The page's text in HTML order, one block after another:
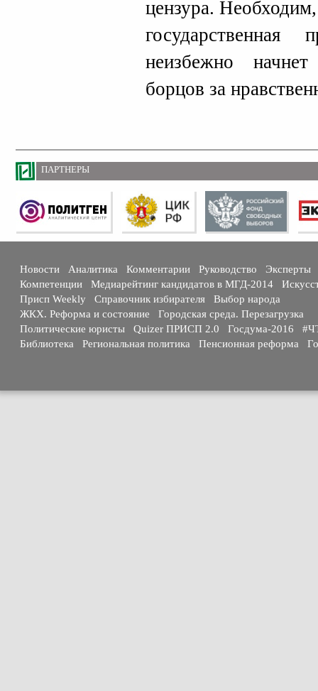
цензура.
государственная
неизбежно
борцов за
ПАРТНЕРЫ
Новости Аналитика Комментарии Руководство
Эксперты
Компетенции
Медиарейтинг кандидатов в МГД-2014
Присп Weekly
Справочник избирателя
Выбор народа
ЖКХ. Реформа и состояние
Городская среда. Перезагрузка
Политические юристы
Quizer ПРИСП 2.0 Госдума-2016
Библиотека
Региональная политика Пенсионная реформа